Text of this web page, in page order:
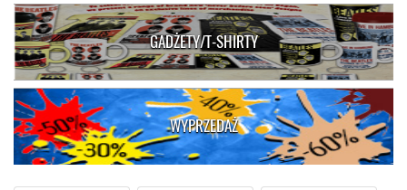
GADŻETY/T-SHIRTY
WYPRZEDAŻ